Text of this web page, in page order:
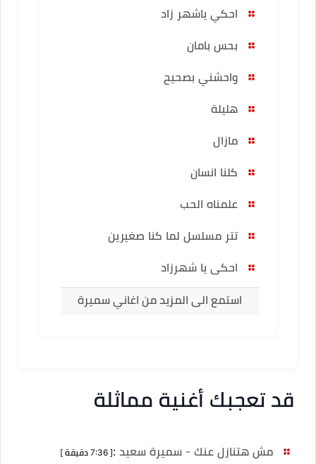
احكي ياشهر زاد
بحس بامان
واحشني بصحيح
هليلة
مازال
كلنا انسان
علمناه الحب
تتر مسلسل لما كنا صغيرين
احكى يا شهرزاد
استمع الى المزيد من اغاني سميرة
قد تعجبك أغنية مماثلة
مش هتنازل عنك - سميرة سعيد :[ 7:36 دقيقة ]